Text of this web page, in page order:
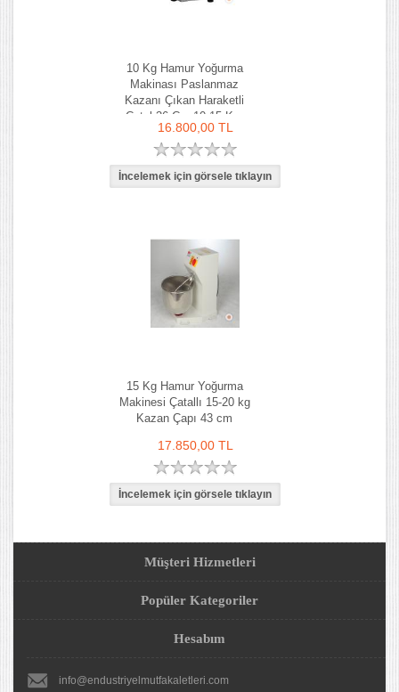
10 Kg Hamur Yoğurma
Makinası Paslanmaz
Kazanı Çıkan Haraketli
Çatal 36 Cm 10-15 Kg-
Ozay Makina
16.800,00 TL
15 Kg Hamur Yoğurma
Makinesi Çatallı 15-20 kg
Kazan Çapı 43 cm
17.850,00 TL
Müşteri Hizmetleri
Popüler Kategoriler
Hesabım
info@endustriyelmutfakaletleri.com